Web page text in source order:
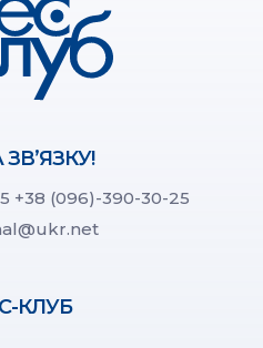
+38 (096)-390-30-25
КЛУБ